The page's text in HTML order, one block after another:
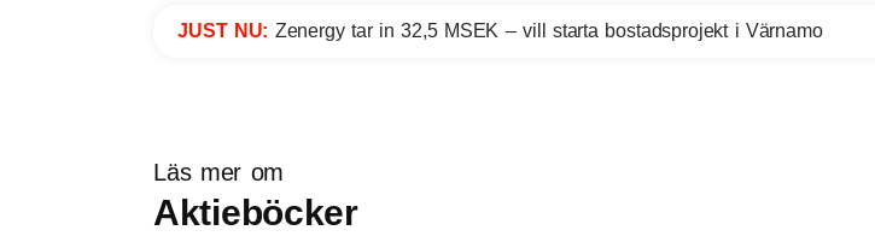
JUST NU: Zenergy tar in 32,5 MSEK – vill starta bostadsprojekt i Värnamo
Läs mer om
Aktieböcker